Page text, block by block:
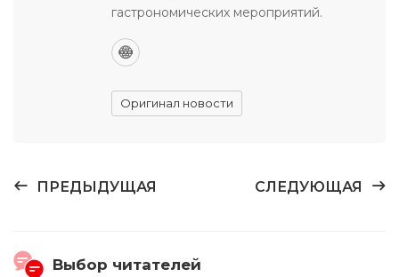
гастрономических мероприятий.
Оригинал новости
ПРЕДЫДУЩАЯ СЛЕДУЮЩАЯ
Выбор читателей